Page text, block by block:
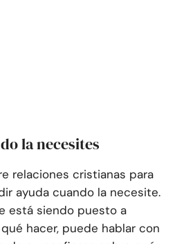
la necesites
relaciones cristianas para
ayuda cuando la necesite.
está siendo puesto a
hacer, puede hablar con